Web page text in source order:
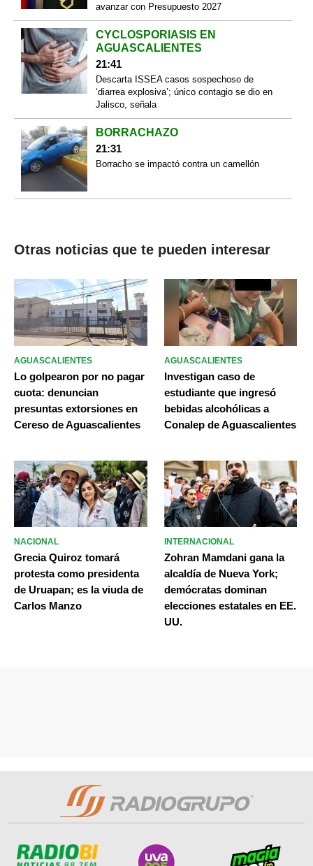
avanzar con Presupuesto 2027
CYCLOSPORIASIS EN
AGUASCALIENTES
21:41
Descarta ISSEA casos sospechoso de
‘diarrea explosiva’; único contagio se dio en
Jalisco, señala
BORRACHAZO
21:31
Borracho se impactó contra un camellón
Otras noticias que te pueden interesar
AGUASCALIENTES
Lo golpearon por no pagar
cuota: denuncian
presuntas extorsiones en
Cereso de Aguascalientes
AGUASCALIENTES
Investigan caso de
estudiante que ingresó
bebidas alcohólicas a
Conalep de Aguascalientes
NACIONAL
Grecia Quiroz tomará
protesta como presidenta
de Uruapan; es la viuda de
Carlos Manzo
INTERNACIONAL
Zohran Mamdani gana la
alcaldía de Nueva York;
demócratas dominan
elecciones estatales en EE.
UU.